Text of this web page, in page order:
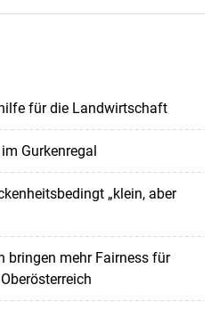
für die Landwirtschaft
Gurkenregal
„klein, aber
bringen mehr Fairness für